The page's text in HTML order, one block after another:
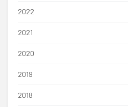
2022
2021
2020
2019
2018